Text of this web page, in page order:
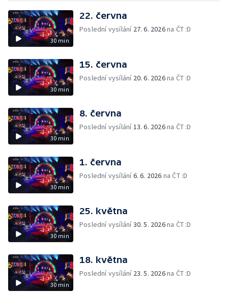
30 min
22. června
Poslední vysílání 27. 6. 2026na ČT :D
30 min
15. června
Poslední vysílání 20. 6. 2026na ČT :D
30 min
8. června
Poslední vysílání13. 6. 2026na ČT :D
30 min
1. června
Poslední vysílání6. 6. 2026 na ČT :D
30 min
25. května
Poslední vysílání30. 5. 2026na ČT :D
30 min
18. května
Poslední vysílání 23. 5. 2026na ČT :D